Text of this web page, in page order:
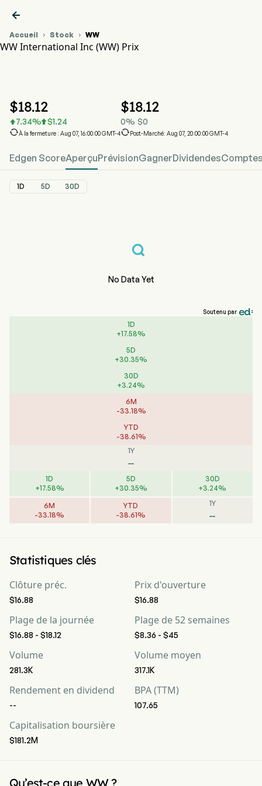

Accueil  Stock  WW
WW International Inc (WW) Prix
$18.12
7.34% $1.24
À la fermeture : Aug 07, 16:00:00 GMT-4
$18.12
0% $0
Post-Marché: Aug 07, 20:00:00 GMT-4
Edgen ScoreAperçuPrévisionGagnerDividendes
1D 5D 30D
No Data Yet
Soutenu par
1D
+17.58%
5D
+30.35%
30D
+3.24%
6M
-33.18%
YTD
-38.61%
1Y
--
1D
+17.58%
5D
+30.35%
30D
+3.24%
6M
-33.18%
YTD
-38.61%
1Y
--
Statistiques clés
Clôture préc.
$16.88
Prix d'ouverture
$16.88
Plage de la journée
$16.88 - $18.12
Plage de 52 semaines
$8.36 - $45
Volume
281.3K
Volume moyen
317.1K
Rendement en dividend
--
BPA (TTM)
107.65
Capitalisation boursière
$181.2M
Qu’est-ce que WW ?